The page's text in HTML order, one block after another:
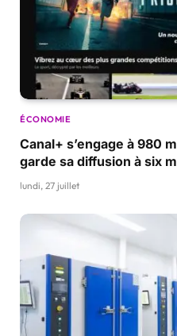
ÉCONOMIE
Canal+ s’engage à 980
garde sa diffusion à six
lundi, 27 juillet